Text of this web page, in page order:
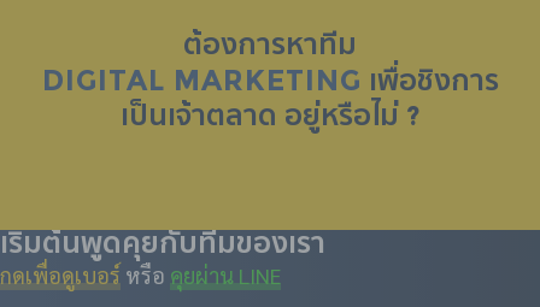
ต้องการหาทีม
DIGITAL MARKETING เพื่อชิงการ
เป็นเจ้าตลาด อยู่หรือไม่ ?
เริ่มต้นพูดคุยกับทีมของเรา
กดเพื่อดูเบอร์ หรือ คุยผ่าน LINE